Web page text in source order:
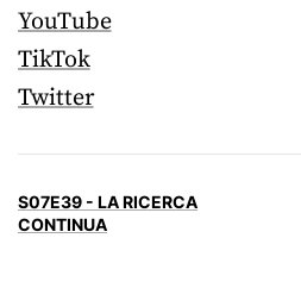
YouTube
TikTok
Twitter
S07E39 - LA RICERCA
CONTINUA